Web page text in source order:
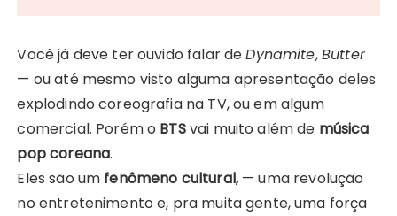
Você já deve ter ouvido falar deDynamite,Butter
— ou até mesmo visto alguma apresentação deles
explodindo coreografia na TV, ou em algum
comercial. Porém o BTSvai muito além de música
pop coreana.
Eles são um fenômeno cultural,— uma revolução
no entretenimento e, pra muita gente, uma força